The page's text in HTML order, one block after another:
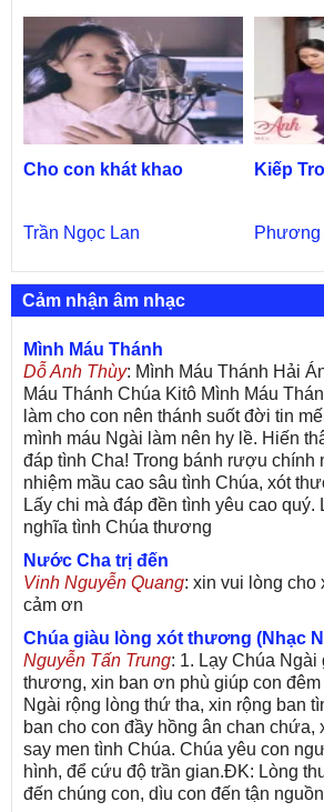
Cho con khát khao
Trần Ngọc Lan
Kiếp
Phương
Cảm nhận âm nhạc
Mình Máu Thánh
Dỗ Anh Thùy: Mình Máu Thánh Hải
Máu Thánh Chúa Kitô Mình Máu
làm cho con nên thánh suốt đời tin
mình máu Ngài làm nên hy lề. Hiến
đáp tình Cha! Trong bánh rượu chính
nhiệm mầu cao sâu tình Chúa, xót
Lấy chi mà đáp đền tình yêu cao quý.
nghĩa tình Chúa thương
Nước Cha trị đến
Vinh Nguyễn Quang: xin vui lòng cho
cảm ơn
Chúa giàu lòng xót thương (Nhạc
Nguyễn Tấn Trung: 1. Lạy Chúa Ngài
thương, xin ban ơn phù giúp con đêm
Ngài rộng lòng thứ tha, xin rộng ban
ban cho con đầy hồng ân chan chứa,
say men tình Chúa. Chúa yêu con
hình, để cứu độ trần gian.ĐK: Lòng
đến chúng con, dìu con đến tận